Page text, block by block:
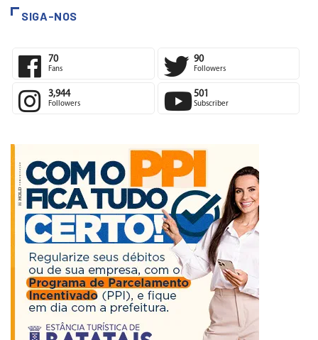
SIGA-NOS
70 90
3,944 501